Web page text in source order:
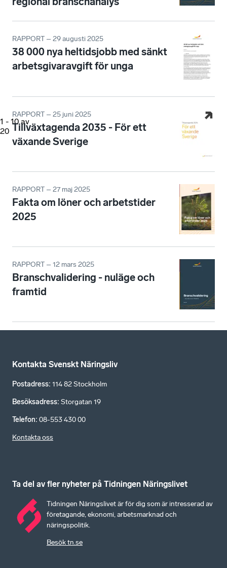
1 - 10 av
20
RAPPORT – 29 augusti 2025
38 000 nya heltidsjobb med sänkt
arbetsgivaravgift för unga
RAPPORT – 25 juni 2025
Tillväxtagenda 2035 - För ett
växande Sverige
RAPPORT – 27 maj 2025
Fakta om löner och arbetstider
2025
RAPPORT – 12 mars 2025
Branschvalidering - nuläge och
framtid
Kontakta Svenskt Näringsliv
Postadress: 114 82 Stockholm
Besöksadress: Storgatan 19
Telefon: 08-553 430 00
Kontakta oss
Ta del av fler nyheter på Tidningen Näringslivet
Tidningen Näringslivet är för dig som är intresserad av
företagande, ekonomi, arbetsmarknad och
näringspolitik.
Besök tn.se